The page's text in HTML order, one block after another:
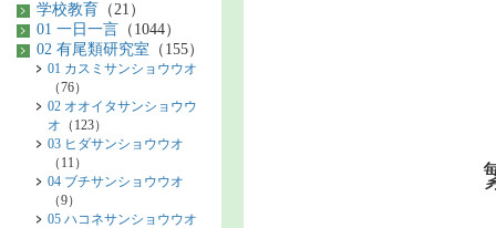
学校教育 （21）
01 一日一言 （1044）
02 有尾類研究室 （155）
01 カスミサンショウウオ
（76）
02 オオイタサンショウウ
オ （123）
03 ヒダサンショウウオ
（11）
04 ブチサンショウウオ
（9）
05 ハコネサンショウウオ